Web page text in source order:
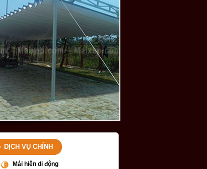
DỊCH VỤ CHÍNH
Mái hiên di động